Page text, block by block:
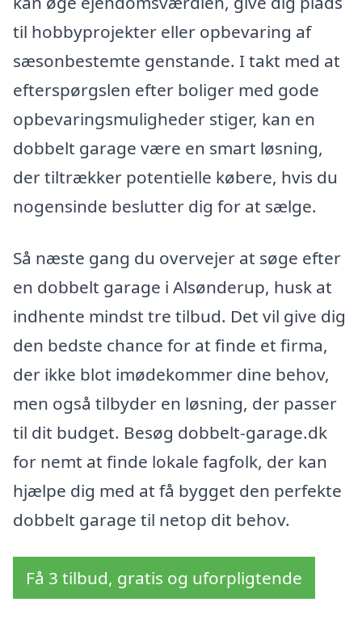
til hobbyprojekter eller opbevaring af
sæsonbestemte genstande. I takt med at
efterspørgslen efter boliger med gode
opbevaringsmuligheder stiger, kan en
dobbelt garage være en smart løsning,
der tiltrækker potentielle købere, hvis du
nogensinde beslutter dig for at sælge.
Så næste gang du overvejer at søge efter
en dobbelt garage i Alsønderup, husk at
indhente mindst tre tilbud. Det vil give dig
den bedste chance for at finde et firma,
der ikke blot imødekommer dine behov,
men også tilbyder en løsning, der passer
til dit budget. Besøg dobbelt-garage.dk
for nemt at finde lokale fagfolk, der kan
hjælpe dig med at få bygget den perfekte
dobbelt garage til netop dit behov.
Få 3 tilbud, gratis og uforpligtende